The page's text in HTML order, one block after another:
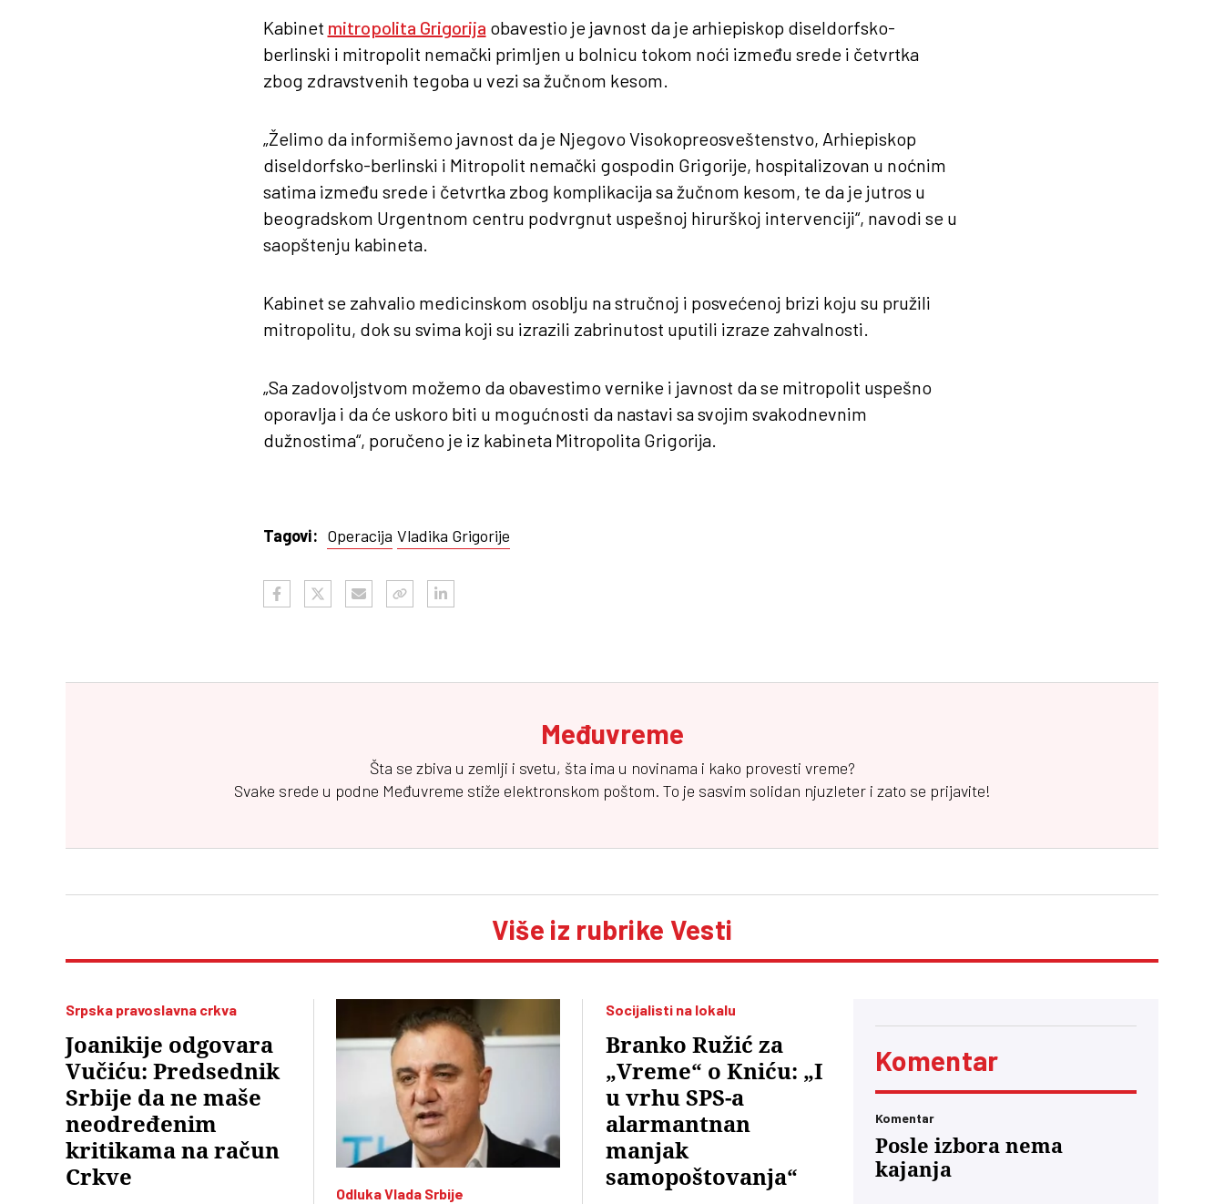
Kabinet mitropolita Grigorija obavestio je javnost da je arhiepiskop diseldorfsko-
berlinski i mitropolit nemački primljen u bolnicu tokom noći između srede i četvrtka
zbog zdravstvenih tegoba u vezi sa žučnom kesom.
„Želimo da informišemo javnost da je Njegovo Visokopreosveštenstvo, Arhiepiskop
diseldorfsko-berlinski i Mitropolit nemački gospodin Grigorije, hospitalizovan u noćnim
satima između srede i četvrtka zbog komplikacija sa žučnom kesom, te da je jutros u
beogradskom Urgentnom centru podvrgnut uspešnoj hirurškoj intervenciji“, navodi se u
saopštenju kabineta.
Kabinet se zahvalio medicinskom osoblju na stručnoj i posvećenoj brizi koju su pružili
mitropolitu, dok su svima koji su izrazili zabrinutost uputili izraze zahvalnosti.
„Sa zadovoljstvom možemo da obavestimo vernike i javnost da se mitropolit uspešno
oporavlja i da će uskoro biti u mogućnosti da nastavi sa svojim svakodnevnim
dužnostima“, poručeno je iz kabineta Mitropolita Grigorija.
Tagovi: Operacija Vladika Grigorije
Međuvreme
Šta se zbiva u zemlji i svetu, šta ima u novinama i kako provesti vreme?
Svake srede u podne Međuvreme stiže elektronskom poštom. To je sasvim solidan njuzleter i zato se prijavite!
Više iz rubrike Vesti
Odluka Vlada Srbije
Srpska pravoslavna crkva
Joanikije odgovara
Vučiću: Predsednik
Srbije da ne maše
neodređenim
kritikama na račun
Crkve
Socijalisti na lokalu
Branko Ružić za
„Vreme“ o Kniću: „I
u vrhu SPS-a
alarmantnan
manjak
samopoštovanja“
Komentar
Komentar
Posle izbora nema
kajanja